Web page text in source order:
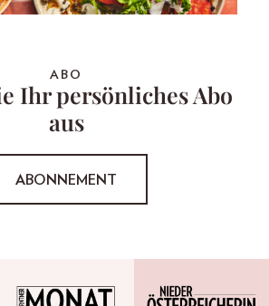
ABO
Ihr persönliches Abo
aus
ABONNEMENT